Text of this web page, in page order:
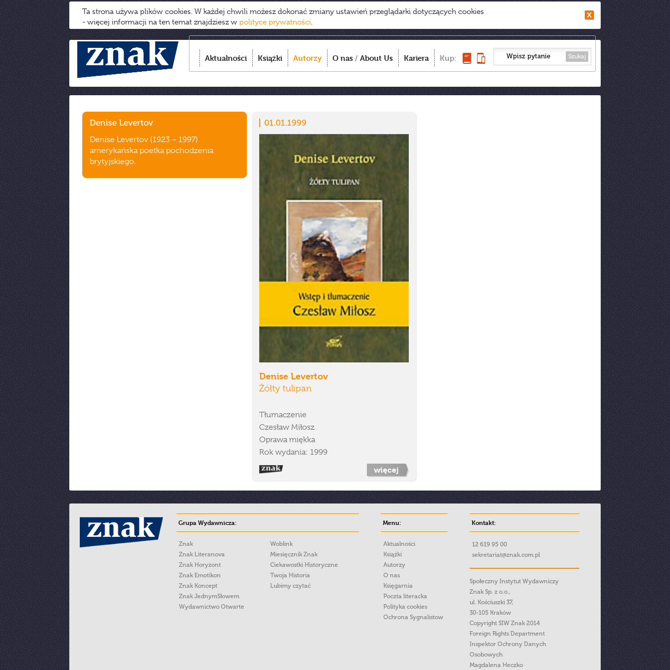
Ta strona używa plików cookies. W każdej chwili możesz dokonać zmiany ustawień przeglądarki dotyczących cookies
- więcej informacji na ten temat znajdziesz w polityce prywatności.
Aktualności Książki Autorzy O nas / About Us Kariera Kup: Szukaj
Denise Levertov
Denise Levertov (1923 – 1997)
amerykańska poetka pochodzenia
brytyjskiego.
01.01.1999
Denise Levertov
Żółty tulipan
Tłumaczenie
Czesław Miłosz
Oprawa miękka
Rok wydania: 1999
więcej
Grupa Wydawnicza:
Znak
Znak Literanova
Znak Horyzont
Znak Emotikon
Znak Koncept
Znak JednymSłowem
Wydawnictwo Otwarte
Woblink
Miesięcznik Znak
Ciekawostki Historyczne
Twoja Historia
Lubimy czytać
Menu:
Aktualności
Książki
Autorzy
O nas
Księgarnia
Poczta literacka
Polityka cookies
Ochrona Sygnalistow
Kontakt:
12 619 95 00
sekretariat@znak.com.pl
Społeczny Instytut Wydawniczy
Znak Sp. z o.o.,
ul. Kościuszki 37,
30-105 Kraków
Copyright SIW Znak 2014
Foreign Rights Department
Inspektor Ochrony Danych
Osobowych
Magdalena Heczko